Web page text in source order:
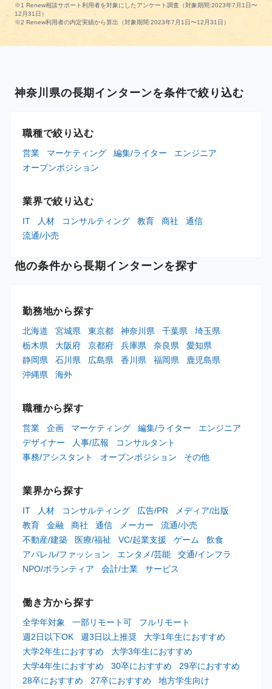
※1 Renew相談サポート利用者を対象にしたアンケート調査（対象期間:2023年7月1日〜
12月31日）
※2 Renew利用者の内定実績から算出（対象期間:2023年7月1日〜12月31日）
神奈川県の長期インターンを条件で絞り込む
職種で絞り込む
営業 マーケティング 編集/ライター
エンジニア
オープンポジション
業界で絞り込む
IT 人材 コンサルティング 教育 商社
通信
流通/小売
他の条件から長期インターンを探す
勤務地から探す
北海道 宮城県 東京都 神奈川県 千葉県
埼玉県
栃木県
大阪府 京都府 兵庫県 奈良県
愛知県
静岡県
石川県 広島県 香川県 福岡県
鹿児島県
沖縄県
海外
職種から探す
営業 企画 マーケティング 編集/ライター
エンジニア
デザイナー
人事/広報
コンサルタント
事務/アシスタント
オープンポジション その他
業界から探す
IT 人材 コンサルティング 広告/PR
メディア/出版
教育
金融 商社 通信 メーカー
流通/小売
不動産/建築
医療/福祉 VC/起業支援 ゲーム
飲食
アパレル/ファッション
エンタメ/芸能
交通/インフラ
NPO/ボランティア
会計/士業 サービス
働き方から探す
全学年対象 一部リモート可
フルリモート
週2日以下OK
週3日以上推奨
大学1年生におすすめ
大学2年生におすすめ
大学3年生におすすめ
大学4年生におすすめ
30卒におすすめ
29卒におすすめ
28卒におすすめ
27卒におすすめ
地方学生向け